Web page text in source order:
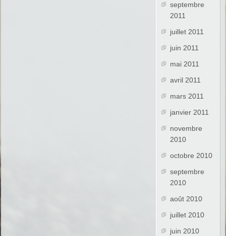
septembre
2011
juillet 2011
juin 2011
mai 2011
avril 2011
mars 2011
janvier 2011
novembre
2010
octobre 2010
septembre
2010
août 2010
juillet 2010
juin 2010